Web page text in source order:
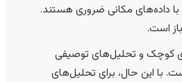
مکانی ضروری هستند.
و تحلیل‌های توصیفی
این حال، برای تحلیل‌های